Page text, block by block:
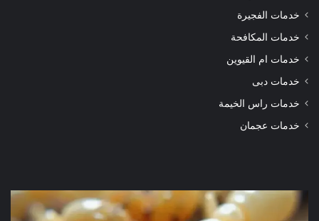
خدمات الفجيرة
خدمات المكافحة
خدمات ام القيوين
خدمات دبى
خدمات راس الخيمة
خدمات عجمان
شركة
مكافحة